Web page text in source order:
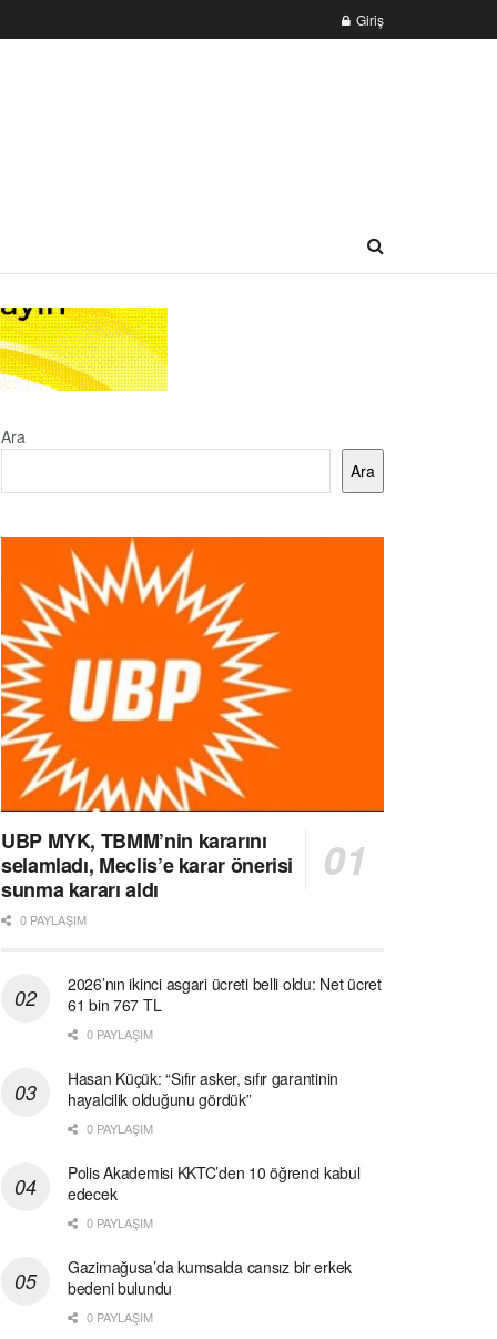
Giriş
Ara
Ara
UBP MYK, TBMM’nin kararını
selamladı, Meclis’e karar önerisi
sunma kararı aldı
0 PAYLAŞIM
2026’nın ikinci asgari ücreti belli oldu: Net ücret
61 bin 767 TL
0 PAYLAŞIM
Hasan Küçük: “Sıfır asker, sıfır garantinin
hayalcilik olduğunu gördük”
0 PAYLAŞIM
Polis Akademisi KKTC’den 10 öğrenci kabul
edecek
0 PAYLAŞIM
Gazimağusa’da kumsalda cansız bir erkek
bedeni bulundu
0 PAYLAŞIM